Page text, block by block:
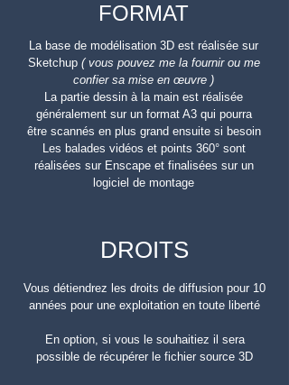
FORMAT
La base de modélisation 3D est réalisée sur
Sketchup ( vous pouvez me la fournir ou me
confier sa mise en œuvre )
La partie dessin à la main est réalisée
généralement sur un format A3 qui pourra
être scannés en plus grand ensuite si besoin
Les balades vidéos et points 360° sont
réalisées sur Enscape et finalisées sur un
logiciel de montage
DROITS
Vous détiendrez les droits de diffusion pour 10
années pour une exploitation en toute liberté
En option, si vous le souhaitiez il sera
possible de récupérer le fichier source 3D